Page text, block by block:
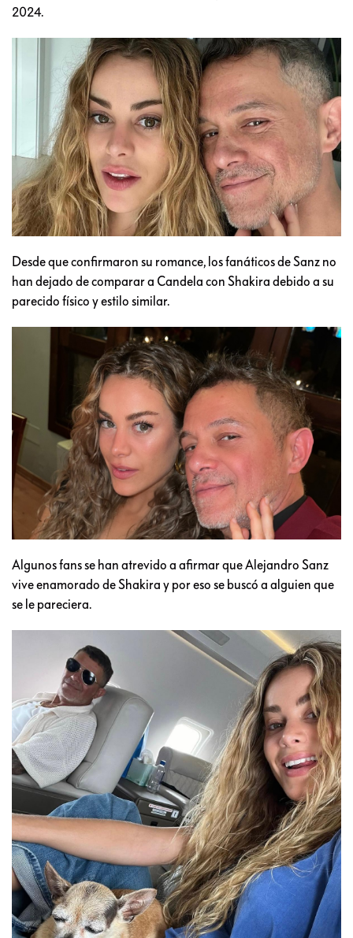
2024.
Desde que confirmaron su romance, los fanáticos de Sanz no
han dejado de comparar a Candela con Shakira debido a su
parecido físico y estilo similar.
Algunos fans se han atrevido a afirmar que Alejandro Sanz
vive enamorado de Shakira y por eso se buscó a alguien que
se le pareciera.